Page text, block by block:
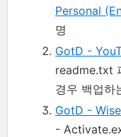
Personal
명
GotD -
readme.txt
경우 백업하
GotD -
-